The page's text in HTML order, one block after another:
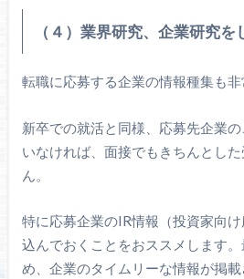
（４）業界研究、企業研究
転職に応募する企業の情報種集も非
新卒での就活と同様、応募先企業
いなければ、面接でもきちんとし
ん。
特に応募企業のIR情報（投資家向
込んでおくことをおススメします
め、企業のタイムリーな情報が掲